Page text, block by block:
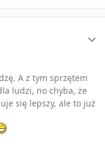
A z tym sprzętem
ludzi, no chyba, że
się lepszy, ale to już